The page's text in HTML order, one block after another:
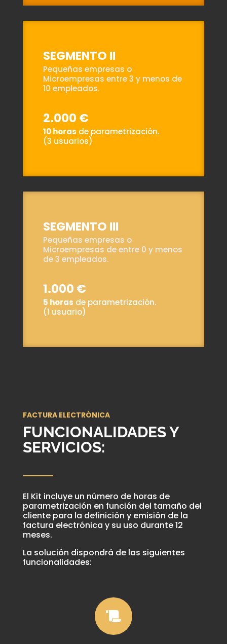
SEGMENTO II
Pequeñas empresas o
Microempresas entre 3 y menos de
10 empleados.
2.000 €
10 horas de parametrización.
(3 usuarios)
SEGMENTO III
Pequeñas empresas o
Microempresas de entre 0 y menos
de 3 empleados.
1.000 €
5 horas de parametrización.
(1 usuario)
FACTURA ELECTRÓNICA
FUNCIONALIDADES Y
SERVICIOS:
El Kit incluye un número de horas de
parametrización en función del tamaño del
cliente para la definición y emisión de la
factura electrónica y su uso durante 12
meses.
La solución dispondrá de las siguientes
funcionalidades:
